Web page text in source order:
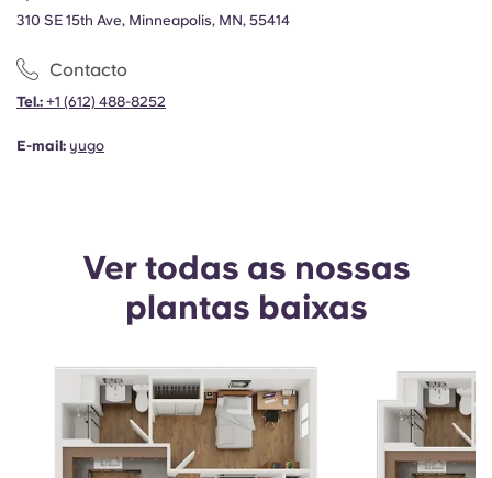
310 SE 15th Ave, Minneapolis, MN, 55414
Contacto
Tel.: +1 (612) 488-8252
E-mail: yugo
Ver todas as nossas
plantas baixas